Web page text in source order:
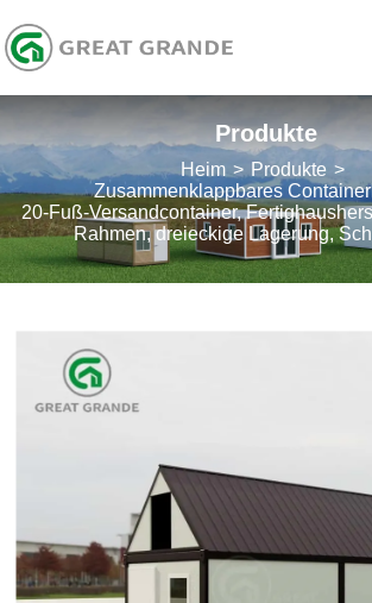
Produkte
Heim
Produkte
Zusammenklappbares
20-Fuß-Versandcontainer,
Rahmen, dreieckige Lagerung,